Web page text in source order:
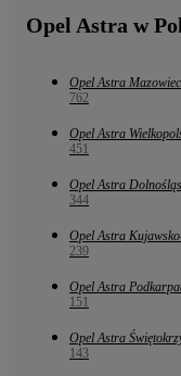
Opel Astra w
Opel Astra
762
Opel Astra
451
Opel Astra
344
Opel Astra
239
Opel Astra
151
Opel Astra
143